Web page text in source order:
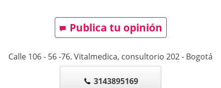
Publica tu opinión
Calle 106 - 56 -76. Vitalmedica, consultorio 202- Bogotá
3143895169